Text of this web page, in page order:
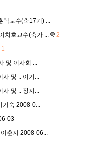
택교수(축17기) ...
치호교수(축가 ...
2
1
및 이사회 ...
사 및 .. 이기...
사 및 .. 장지...
기숙 2008-0...
03
춘지 2008-06...